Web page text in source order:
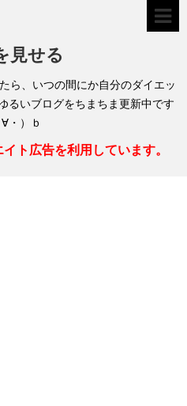
見せる
ら、いつの間にか自分のダイエッ
るいブログをちまちま更新中です
∀・）ｂ
ト広告を利用しています。